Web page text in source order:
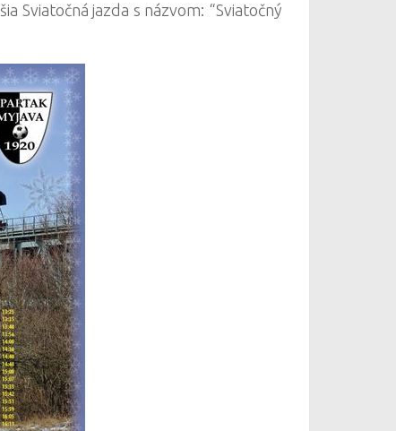
Sviatočná jazda s názvom: “Sviatočný